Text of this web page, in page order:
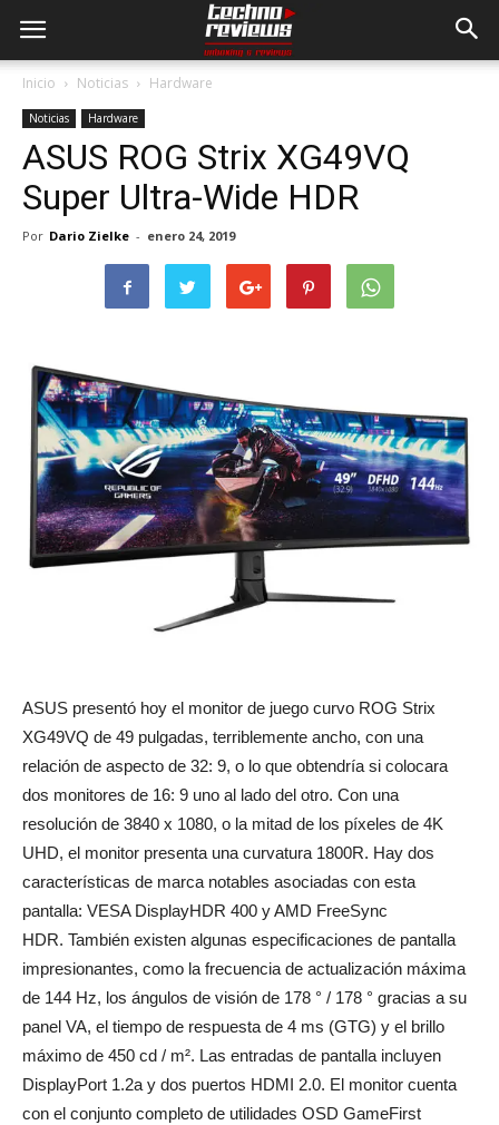
Inicio Noticias Hardware
Noticias Hardware
ASUS ROG Strix XG49VQ
Super Ultra-Wide HDR
Por Dario Zielke - enero 24, 2019
ASUS presentó hoy el monitor de juego curvo ROG Strix
XG49VQ de 49 pulgadas, terriblemente ancho, con una
relación de aspecto de 32: 9, o lo que obtendría si colocara
dos monitores de 16: 9 uno al lado del otro. Con una
resolución de 3840 x 1080, o la mitad de los píxeles de 4K
UHD, el monitor presenta una curvatura 1800R. Hay dos
características de marca notables asociadas con esta
pantalla: VESA DisplayHDR 400 y AMD FreeSync
HDR. También existen algunas especificaciones de pantalla
impresionantes, como la frecuencia de actualización máxima
de 144 Hz, los ángulos de visión de 178 ° / 178 ° gracias a su
panel VA, el tiempo de respuesta de 4 ms (GTG) y el brillo
máximo de 450 cd / m². Las entradas de pantalla incluyen
DisplayPort 1.2a y dos puertos HDMI 2.0. El monitor cuenta
con el conjunto completo de utilidades OSD GameFirst